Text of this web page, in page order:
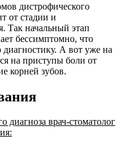
дистрофического
от стадии и
Так начальный этап
бессимптомно, что
А вот уже на
на приступы боли от
корней зубов.
диагноза врач-стоматолог